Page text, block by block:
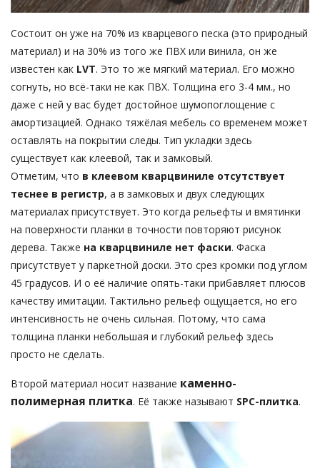
Состоит он уже на 70% из кварцевого песка (это природный
материал) и на 30% из того же ПВХ или винила, он же
известен как LVT. Это то же мягкий материал. Его можно
согнуть, но всё-таки не как ПВХ. Толщина его 3-4 мм., но
даже с ней у вас будет достойное шумопоглощение с
амортизацией. Однако тяжёлая мебель со временем может
оставлять на покрытии следы. Тип укладки здесь
существует как клеевой, так и замковый.
Отметим, что в клеевом кварцвиниле отсутствует
теснее в регистр, а в замковых и двух следующих
материалах присутствует. Это когда рельефты и вмятинки
на поверхности планки в точности повторяют рисунок
дерева. Также на кварцвиниле нет фаски. Фаска
присутствует у паркетной доски. Это срез кромки под углом
45 градусов. И о её наличие опять-таки прибавляет плюсов
качеству имитации. Тактильно рельеф ощущается, но его
интенсивность не очень сильная. Потому, что сама
толщина планки небольшая и глубокий рельеф здесь
просто не сделать.
Второй материал носит название каменно-
полимерная плитка. Её также называют SPC-плитка.